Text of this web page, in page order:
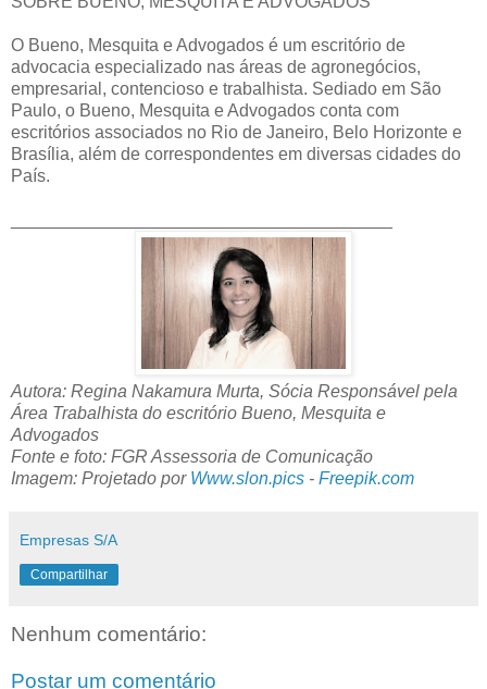
O Bueno, Mesquita e Advogados é um escritório de
advocacia especializado nas áreas de agronegócios,
empresarial, contencioso e trabalhista. Sediado em São
Paulo, o Bueno, Mesquita e Advogados conta com
escritórios associados no Rio de Janeiro, Belo Horizonte e
Brasília, além de correspondentes em diversas cidades do
País.
Autora: Regina Nakamura Murta, Sócia Responsável pela
Área Trabalhista do escritório Bueno, Mesquita e
Advogados
Fonte e foto: FGR Assessoria de Comunicação
Imagem: Projetado por Www.slon.pics - Freepik.com
Empresas S/A
Compartilhar
Nenhum comentário:
Postar um comentário